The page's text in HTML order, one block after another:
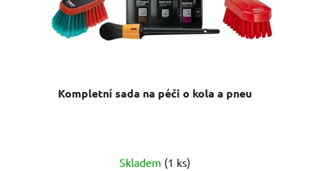
Kompletní sada na péči o kola a pneu
Skladem (1 ks)